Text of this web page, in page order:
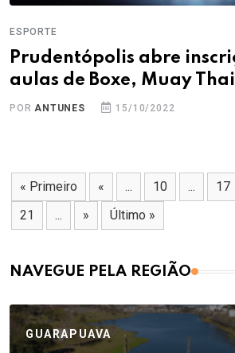
ESPORTE
Prudentópolis abre
aulas de Boxe, Muay
PORANTUNES 15/10/2022
« Primeiro « ... 10 ... 17
21
... » Último »
NAVEGUE PELA REGIÃO
GUARAPUAVA